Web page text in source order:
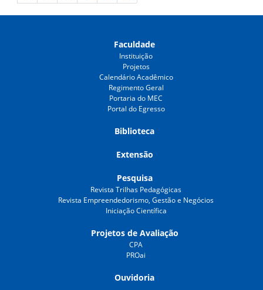
Faculdade
Instituição
Projetos
Calendário Acadêmico
Regimento Geral
Portaria do MEC
Portal do Egresso
Biblioteca
Extensão
Pesquisa
Revista Trilhas Pedagógicas
Revista Empreendedorismo, Gestão e Negócios
Iniciação Científica
Projetos de Avaliação
CPA
PROai
Ouvidoria